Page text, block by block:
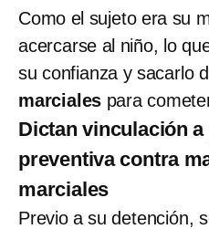
Como el sujeto era su
acercarse al niño, lo
su confianza y sacarlo
marciales para
Dictan vinculación
preventiva contra
marciales
Previo a su detención,